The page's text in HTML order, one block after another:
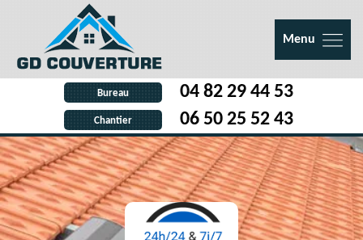
Menu
Bureau 04 82 29 44 53
Chantier 06 50 25 52 43